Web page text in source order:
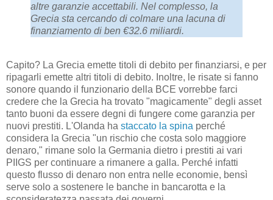
altre garanzie accettabili. Nel complesso, la
Grecia sta cercando di colmare una lacuna di
finanziamento di ben €32.6 miliardi.
Capito? La Grecia emette titoli di debito per finanziarsi, e per
ripagarli emette altri titoli di debito. Inoltre, le risate si fanno
sonore quando il funzionario della BCE vorrebbe farci
credere che la Grecia ha trovato "magicamente" degli asset
tanto buoni da essere degni di fungere come garanzia per
nuovi prestiti. L'Olanda ha staccato la spina perché
considera la Grecia "un rischio che costa solo maggiore
denaro," rimane solo la Germania dietro i prestiti ai vari
PIIGS per continuare a rimanere a galla. Perché infatti
questo flusso di denaro non entra nelle economie, bensì
serve solo a sostenere le banche in bancarotta e la